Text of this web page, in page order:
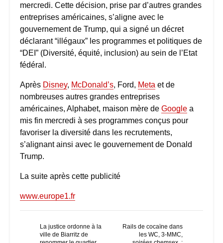
mercredi. Cette décision, prise par d’autres grandes
entreprises américaines, s’aligne avec le
gouvernement de Trump, qui a signé un décret
déclarant “illégaux” les programmes et politiques de
“DEI” (Diversité, équité, inclusion) au sein de l’Etat
fédéral.
Après Disney, McDonald’s, Ford, Meta et de
nombreuses autres grandes entreprises
américaines, Alphabet, maison mère de Google a
mis fin mercredi à ses programmes conçus pour
favoriser la diversité dans les recrutements,
s’alignant ainsi avec le gouvernement de Donald
Trump.
La suite après cette publicité
www.europe1.fr
La justice ordonne à la
ville de Biarritz de
Rails de cocaïne dans
les WC, 3-MMC,